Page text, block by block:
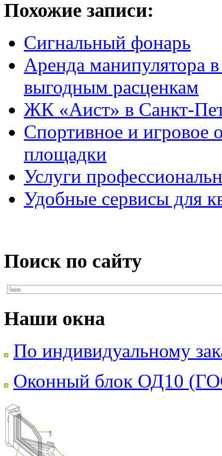
Похожие записи:
Сигнальный фонарь
Аренда манипулятора
выгодным расценкам
ЖК «Аист» в Санкт-
Спортивное и игровое
площадки
Услуги
Удобные сервисы для
Поиск по сайту
Наши окна
По индивидуальному
Оконный блок ОД10